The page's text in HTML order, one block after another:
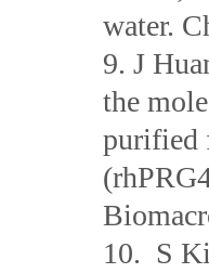
water.
9. J
the
purified
10. S